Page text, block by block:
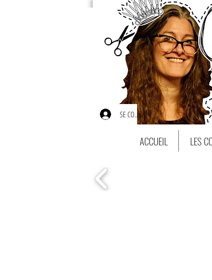
SE CONNECTER
ACCUEIL LES